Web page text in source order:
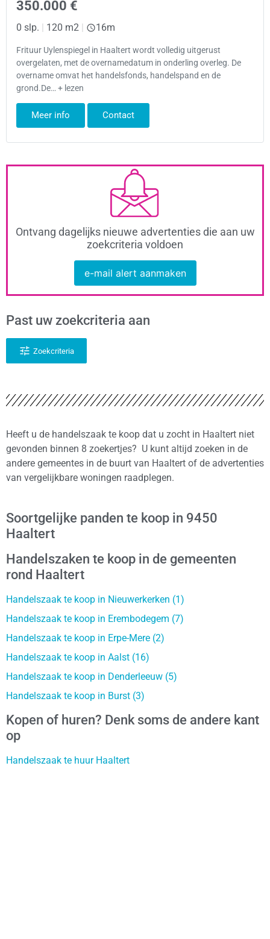
350.000 €
0 slp. 120 m2 16m
Frituur Uylenspiegel in Haaltert wordt volledig uitgerust
overgelaten, met de overnamedatum in onderling overleg. De
overname omvat het handelsfonds, handelspand en de
grond.De… + lezen
Meer info Contact
Ontvang dagelijks nieuwe advertenties die aan uw
zoekcriteria voldoen
e-mail alert aanmaken
Past uw zoekcriteria aan
Zoekcriteria
Heeft u de handelszaak te koop dat u zocht in Haaltert niet
gevonden binnen 8 zoekertjes? U kunt altijd zoeken in de
andere gemeentes in de buurt van Haaltert of de advertenties
van vergelijkbare woningen raadplegen.
Soortgelijke panden te koop in 9450
Haaltert
Handelszaken te koop in de gemeenten
rond Haaltert
Handelszaak te koop in Nieuwerkerken (1)
Handelszaak te koop in Erembodegem (7)
Handelszaak te koop in Erpe-Mere (2)
Handelszaak te koop in Aalst (16)
Handelszaak te koop in Denderleeuw (5)
Handelszaak te koop in Burst (3)
Kopen of huren? Denk soms de andere kant
op
Handelszaak te huur Haaltert